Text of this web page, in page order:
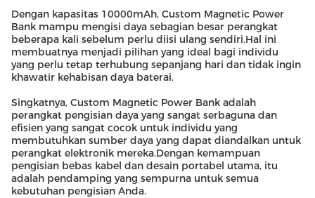
Dengan kapasitas 10000mAh, Custom Magnetic Power
Bank mampu mengisi daya sebagian besar perangkat
beberapa kali sebelum perlu diisi ulang sendiri.Hal ini
membuatnya menjadi pilihan yang ideal bagi individu
yang perlu tetap terhubung sepanjang hari dan tidak ingin
khawatir kehabisan daya baterai.
Singkatnya, Custom Magnetic Power Bank adalah
perangkat pengisian daya yang sangat serbaguna dan
efisien yang sangat cocok untuk individu yang
membutuhkan sumber daya yang dapat diandalkan untuk
perangkat elektronik mereka.Dengan kemampuan
pengisian bebas kabel dan desain portabel utama, itu
adalah pendamping yang sempurna untuk semua
kebutuhan pengisian Anda.